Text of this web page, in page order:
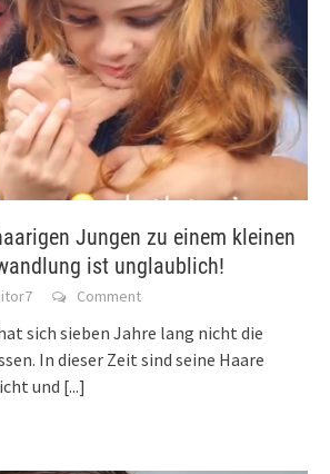
Jungen zu einem kleinen
ist unglaublich!
Comment
sich sieben Jahre lang nicht die
In dieser Zeit sind seine Haare
und [...]